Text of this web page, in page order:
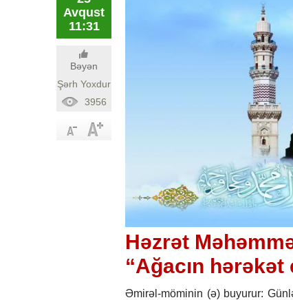
Avqust
11:31
Bəyən
Şərh Yoxdur
3956
Həzrət
“Ağacın hərəkət
Əmirəl-möminin (ə) buyurur: